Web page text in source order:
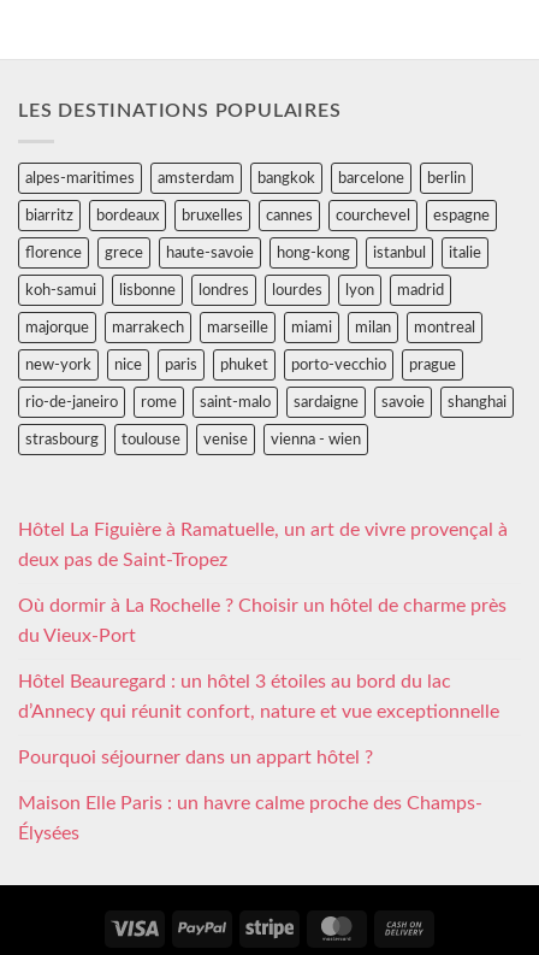
LES DESTINATIONS POPULAIRES
alpes-maritimes amsterdam bangkok barcelone berlin
biarritz bordeaux bruxelles cannes courchevel espagne
florence grece haute-savoie hong-kong istanbul italie
koh-samui lisbonne londres lourdes lyon madrid
majorque marrakech marseille miami milan montreal
new-york nice paris phuket porto-vecchio prague
rio-de-janeiro rome saint-malo sardaigne savoie shanghai
strasbourg toulouse venise vienna - wien
Hôtel La Figuière à Ramatuelle, un art de vivre provençal à
deux pas de Saint-Tropez
Où dormir à La Rochelle ? Choisir un hôtel de charme près
du Vieux-Port
Hôtel Beauregard : un hôtel 3 étoiles au bord du lac
d’Annecy qui réunit confort, nature et vue exceptionnelle
Pourquoi séjourner dans un appart hôtel ?
Maison Elle Paris : un havre calme proche des Champs-
Élysées
Visa PayPal Stripe MasterCard